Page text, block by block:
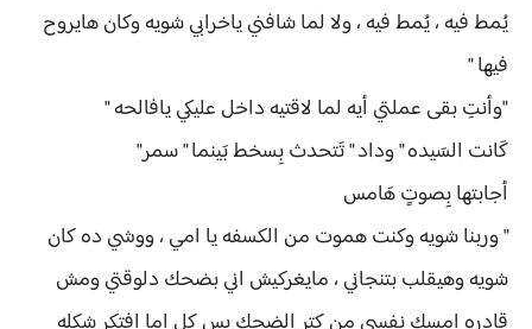
يُمط فيه ، يُمط فيه ، ولا لما شافني ياخرابي شويه وكان هايروح
فيها "
"وأنتِ بقى عملتي أيه لما لاقتيه داخل عليكي يافالحه "
كَانت السَيده " وداد " تَتحدث بِسخط بَينما " سمر"
أجابتها بِصوتٍ هَامس
" وربنا شويه وكنت هموت من الكسفه يا امي ، ووشي ده كان
شويه وهيقلب بتنجاني ، مايغركيش اني بضحك دلوقتي ومش